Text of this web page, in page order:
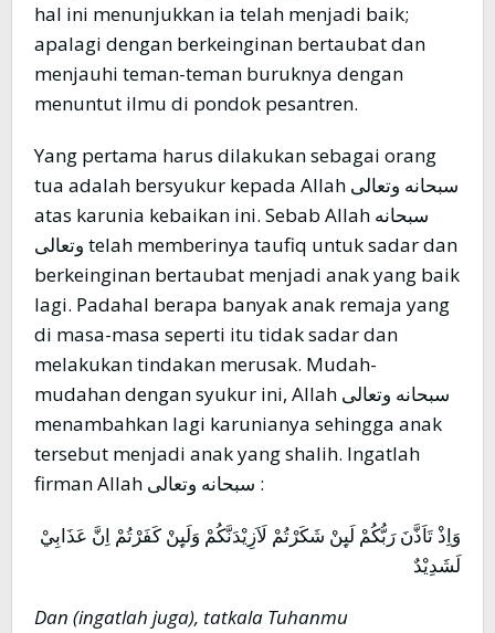
hal ini menunjukkan ia telah menjadi baik;
apalagi dengan berkeinginan bertaubat dan
menjauhi teman-teman buruknya dengan
menuntut ilmu di pondok pesantren.
Yang pertama harus dilakukan sebagai orang
tua adalah bersyukur kepada Allah سبحانه وتعالى
atas karunia kebaikan ini. Sebab Allah سبحانه
وتعالى telah memberinya taufiq untuk sadar dan
berkeinginan bertaubat menjadi anak yang baik
lagi. Padahal berapa banyak anak remaja yang
di masa-masa seperti itu tidak sadar dan
melakukan tindakan merusak. Mudah-
mudahan dengan syukur ini, Allah سبحانه وتعالى
menambahkan lagi karunianya sehingga anak
tersebut menjadi anak yang shalih. Ingatlah
firman Allah سبحانه وتعالى :
وَاِذْ تَاَذَّنَ رَبُّكُمْ لَىِٕنْ شَكَرْتُمْ لَاَزِيْدَنَّكُمْ وَلَىِٕنْ كَفَرْتُمْ اِنَّ عَذَابِيْ
لَشَدِيْدٌ
Dan (ingatlah juga), tatkala Tuhanmu